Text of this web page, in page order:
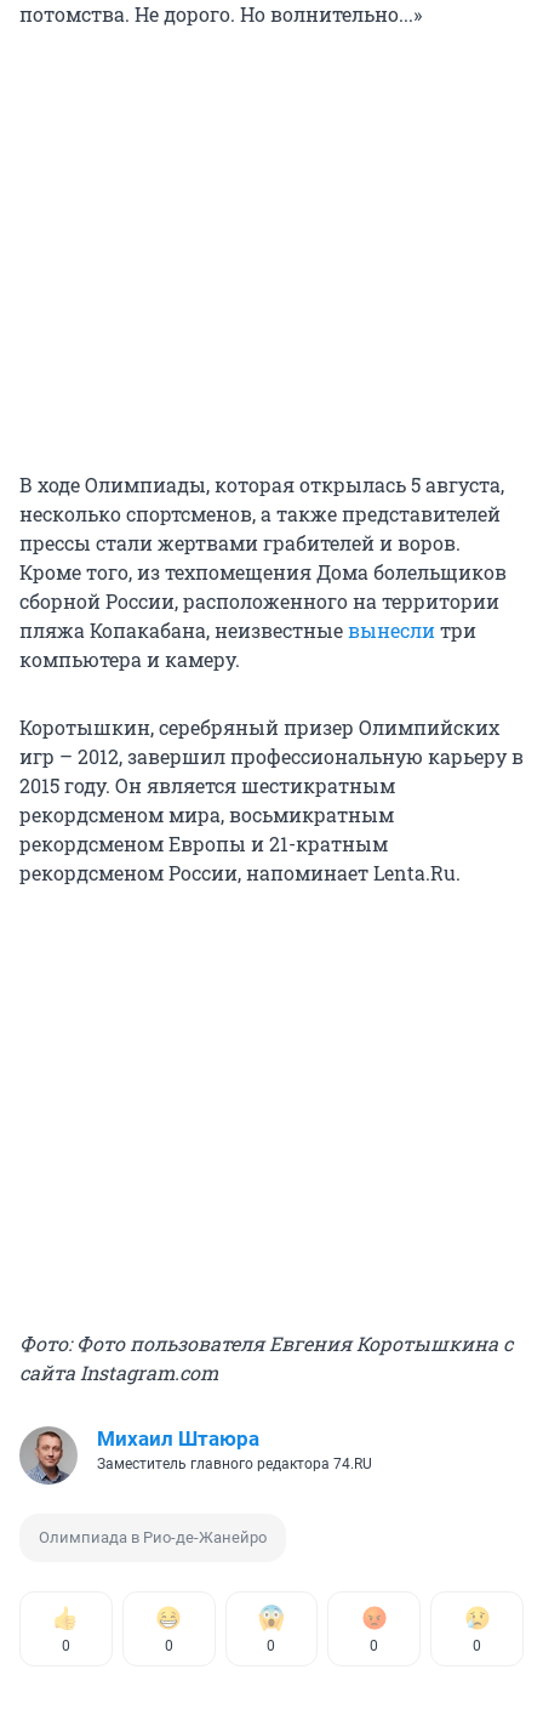
потомства. Не дорого. Но волнительно...»
В ходе Олимпиады, которая открылась 5 августа,
несколько спортсменов, а также представителей
прессы стали жертвами грабителей и воров.
Кроме того, из техпомещения Дома болельщиков
сборной России, расположенного на территории
пляжа Копакабана, неизвестныевынеслитри
компьютера и камеру.
Коротышкин, серебряный призер Олимпийских
игр – 2012, завершил профессиональную карьеру в
2015 году. Он является шестикратным
рекордсменом мира, восьмикратным
рекордсменом Европы и 21-кратным
рекордсменом России, напоминает Lenta.Ru.
Фото: Фото пользователя Евгения Коротышкина с
сайта Instagram.com
Михаил Штаюра
Заместитель главного редактора 74.RU
Олимпиада в Рио-де-Жанейро
0 0 0 0 0